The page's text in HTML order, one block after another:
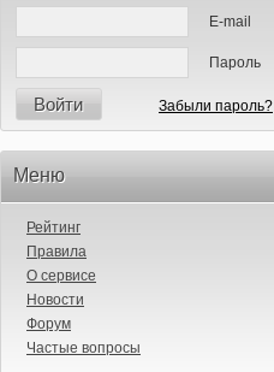
E-mail
Пароль
Войти Забыли пароль?
Меню
Рейтинг
Правила
О сервисе
Новости
Форум
Частые вопросы